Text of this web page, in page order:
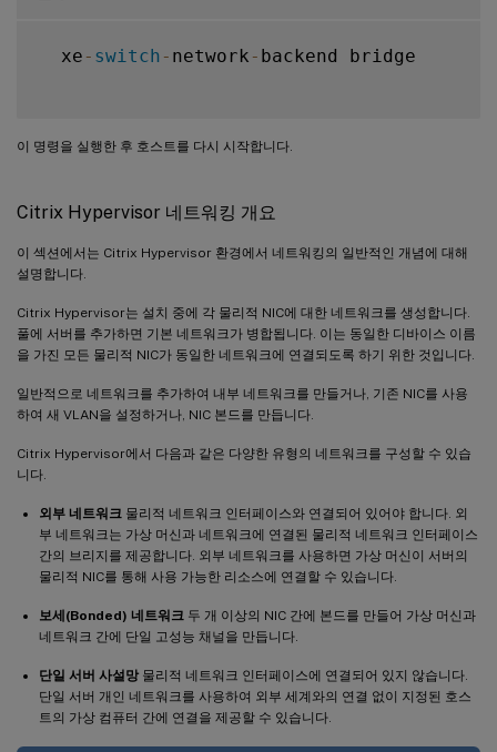
  xe
- switch - network - backend bridge
이 명령을 실행한 후 호스트를 다시 시작합니다.
Citrix Hypervisor 네트워킹 개요
이 섹션에서는 Citrix Hypervisor 환경에서 네트워킹의 일반적인 개념에 대해
설명합니다.
Citrix Hypervisor는 설치 중에 각 물리적 NIC에 대한 네트워크를 생성합니다.
풀에 서버를 추가하면 기본 네트워크가 병합됩니다. 이는 동일한 디바이스 이름
을 가진 모든 물리적 NIC가 동일한 네트워크에 연결되도록 하기 위한 것입니다.
일반적으로 네트워크를 추가하여 내부 네트워크를 만들거나, 기존 NIC를 사용
하여 새 VLAN을 설정하거나, NIC 본드를 만듭니다.
Citrix Hypervisor에서 다음과 같은 다양한 유형의 네트워크를 구성할 수 있습
니다.
외부 네트워크 물리적 네트워크 인터페이스와 연결되어 있어야 합니다. 외
부 네트워크는 가상 머신과 네트워크에 연결된 물리적 네트워크 인터페이스
간의 브리지를 제공합니다. 외부 네트워크를 사용하면 가상 머신이 서버의
물리적 NIC를 통해 사용 가능한 리소스에 연결할 수 있습니다.
보세(Bonded) 네트워크 두 개 이상의 NIC 간에 본드를 만들어 가상 머신과
네트워크 간에 단일 고성능 채널을 만듭니다.
단일 서버 사설망 물리적 네트워크 인터페이스에 연결되어 있지 않습니다.
단일 서버 개인 네트워크를 사용하여 외부 세계와의 연결 없이 지정된 호스
트의 가상 컴퓨터 간에 연결을 제공할 수 있습니다.